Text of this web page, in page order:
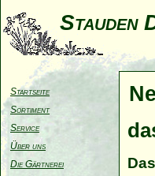
Stauden
Startseite
Sortiment
Service
Über uns
Die Gärtnerei